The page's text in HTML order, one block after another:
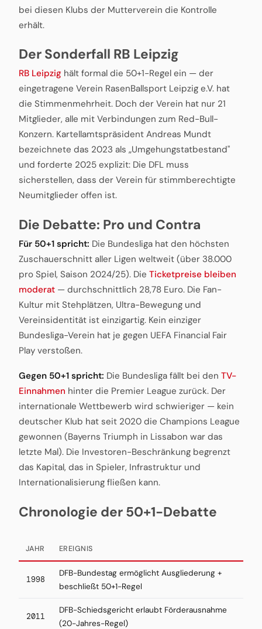
bei diesen Klubs der Mutterverein die Kontrolle
erhält.
Der Sonderfall RB Leipzig
RB Leipzig hält formal die 50+1-Regel ein — der
eingetragene Verein RasenBallsport Leipzig e.V. hat
die Stimmenmehrheit. Doch der Verein hat nur 21
Mitglieder, alle mit Verbindungen zum Red-Bull-
Konzern. Kartellamtspräsident Andreas Mundt
bezeichnete das 2023 als „Umgehungstatbestand"
und forderte 2025 explizit: Die DFL muss
sicherstellen, dass der Verein für stimmberechtigte
Neumitglieder offen ist.
Die Debatte: Pro und Contra
Für 50+1 spricht: Die Bundesliga hat den höchsten
Zuschauerschnitt aller Ligen weltweit (über 38.000
pro Spiel, Saison 2024/25). Die Ticketpreise bleiben
moderat — durchschnittlich 28,78 Euro. Die Fan-
Kultur mit Stehplätzen, Ultra-Bewegung und
Vereinsidentität ist einzigartig. Kein einziger
Bundesliga-Verein hat je gegen UEFA Financial Fair
Play verstoßen.
Gegen 50+1 spricht: Die Bundesliga fällt bei den TV-
Einnahmen hinter die Premier League zurück. Der
internationale Wettbewerb wird schwieriger — kein
deutscher Klub hat seit 2020 die Champions League
gewonnen (Bayerns Triumph in Lissabon war das
letzte Mal). Die Investoren-Beschränkung begrenzt
das Kapital, das in Spieler, Infrastruktur und
Internationalisierung fließen kann.
Chronologie der 50+1-Debatte
JAHR EREIGNIS
1998
DFB-Bundestag ermöglicht Ausgliederung +
beschließt 50+1-Regel
2011
DFB-Schiedsgericht erlaubt Förderausnahme
(20-Jahres-Regel)